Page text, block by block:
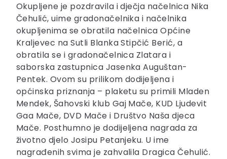
Okupljene je pozdravila i dječja načelnica Nika
Čehulić, uime gradonačelnika i načelnika
okupljenima se obratila načelnica Općine
Kraljevec na Sutli Blanka Stipčić Berić, a
obratila se i gradonačelnica Zlatara i
saborska zastupnica Jasenka Auguštan-
Pentek. Ovom su prilikom dodijeljena i
općinska priznanja – plaketu su primili Mladen
Mendek, Šahovski klub Gaj Mače, KUD Ljudevit
Gaa Mače, DVD Mače i Društvo Naša djeca
Mače. Posthumno je dodijeljena nagrada za
životno djelo Josipu Petanjeku. U ime
nagrađenih svima je zahvalila Dragica Čehulić.